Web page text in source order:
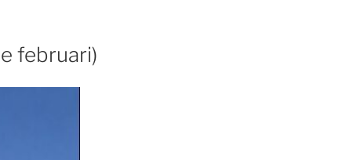
februari)